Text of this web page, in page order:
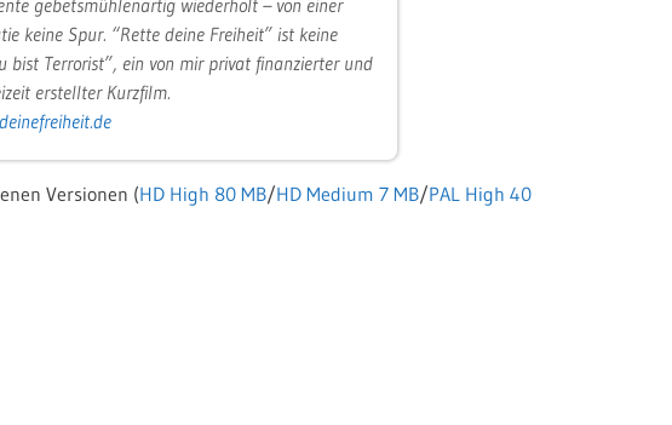
keine Spur. “Rette deine Freiheit” ist keine
bist Terrorist”, ein von mir privat finanzierter und
erstellter Kurzfilm.
Versionen (HD High 80 MB/HD Medium 7 MB/PAL High 40